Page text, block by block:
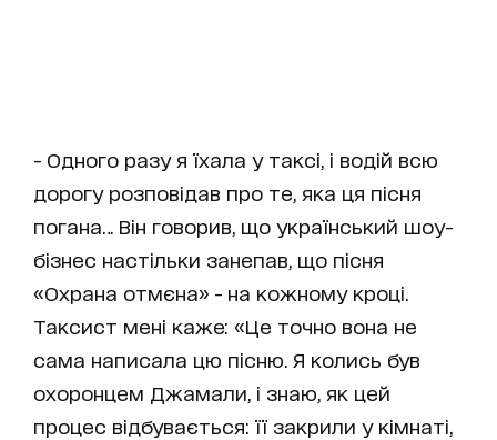
- Одного разу я їхала у таксі, і водій всю
дорогу розповідав про те, яка ця пісня
погана… Він говорив, що український шоу-
бізнес настільки занепав, що пісня
«Охрана отмєна» - на кожному кроці.
Таксист мені каже: «Це точно вона не
сама написала цю пісню. Я колись був
охоронцем Джамали, і знаю, як цей
процес відбувається: її закрили у кімнаті,